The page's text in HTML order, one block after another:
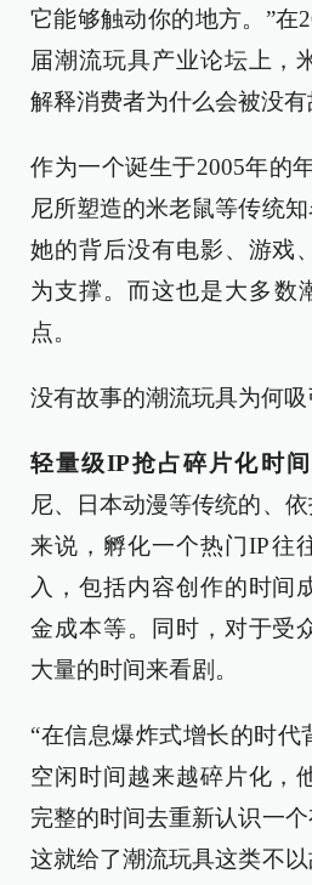
它能够触动你的地方。”在
届潮流玩具产业论坛上，
解释消费者为什么会被没有
作为一个诞生于2005年的
尼所塑造的米老鼠等传统
她的背后没有电影、游戏
为支撑。而这也是大多数
点。
没有故事的潮流玩具为何吸
轻量级IP抢占碎片化时间
尼、日本动漫等传统的、
来说，孵化一个热门IP往
入，包括内容创作的时间
金成本等。同时，对于受
大量的时间来看剧。
“在信息爆炸式增长的时代
空闲时间越来越碎片化，
完整的时间去重新认识一个
这就给了潮流玩具这类不